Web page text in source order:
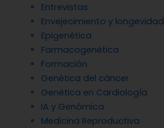
Entrevistas
Envejecimiento y longevidad
Epigenética
Farmacogenética
Formación
Genética del cáncer
Genética en Cardiología
IA y Genómica
Medicina Reproductiva